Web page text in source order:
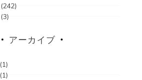
(242)
(3)
アーカイブ
(1)
(1)